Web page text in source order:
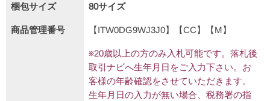
梱包サイズ 80サイズ
商品管理番号 【ITW0DG9WJ3J0】【CC】【M】
※20歳以上の方のみ入札可能です。落札後
取引ナビへ生年月日をご入力下さい。お
客様の年齢確認をさせていただきます。
生年月日の入力が無い場合、税務署の指